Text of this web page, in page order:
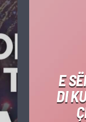
E
DI